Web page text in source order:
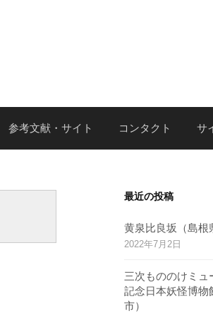
参考文献・サイト コンタクト サ
最近の投稿
黄泉比良坂（島根
2022年7月2日
三次もののけミュ
記念日本妖怪博物
市）